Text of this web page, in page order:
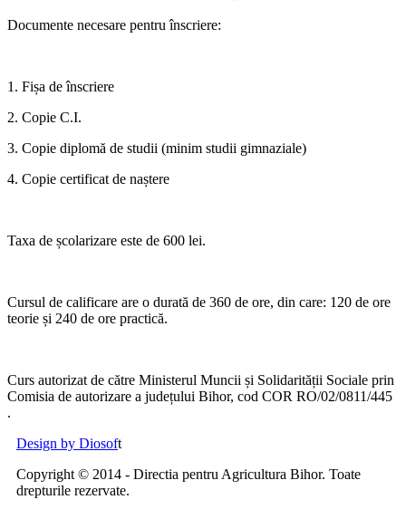
Documente necesare pentru înscriere:
1. Fișa de înscriere
2. Copie C.I.
3. Copie diplomă de studii (minim studii gimnaziale)
4. Copie certificat de naștere
Taxa de școlarizare este de 600 lei.
Cursul de calificare are o durată de 360 de ore, din care: 120 de ore
teorie și 240 de ore practică.
Curs autorizat de către Ministerul Muncii și Solidarității Sociale prin
Comisia de autorizare a județului Bihor, cod COR RO/02/0811/445
.
Design by Diosoft
Copyright © 2014 - Directia pentru Agricultura Bihor. Toate
drepturile rezervate.